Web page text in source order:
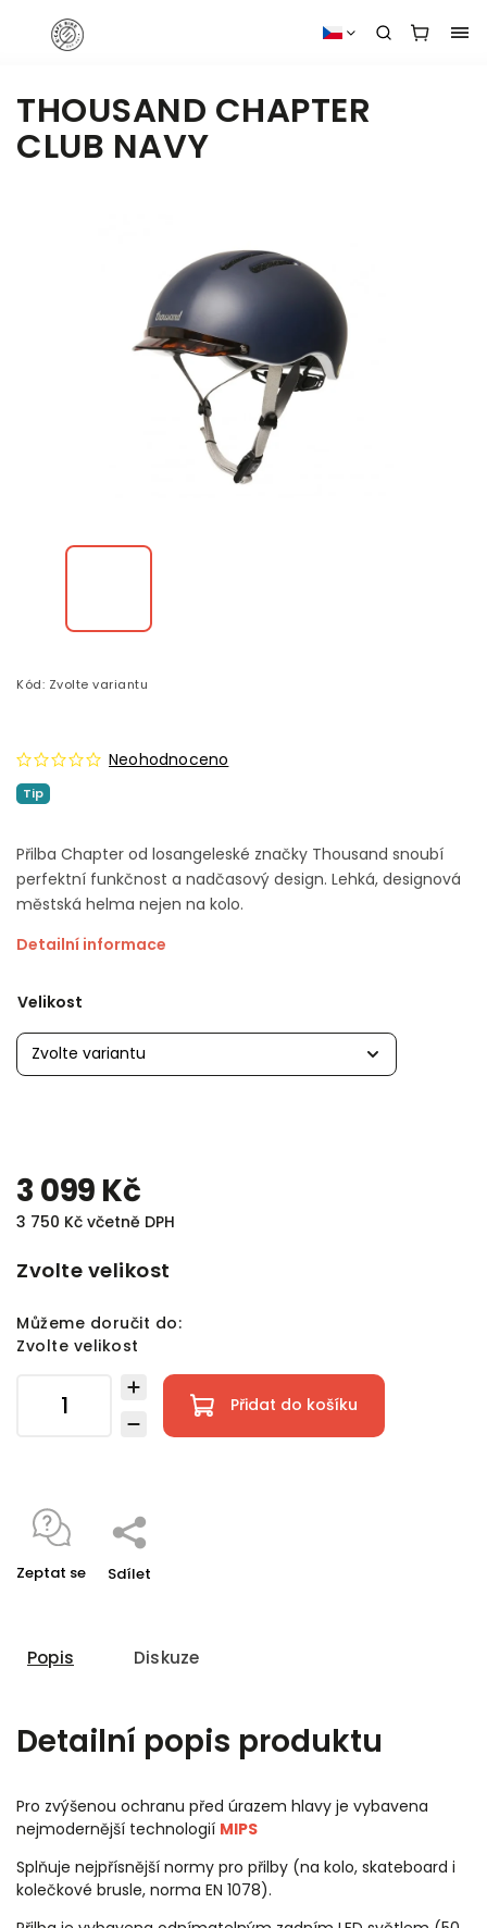
THOUSAND CHAPTER
CLUB NAVY
Kód: Zvolte variantu
Tip
Neohodnoceno
Přilba Chapter od losangeleské značky Thousand snoubí
perfektní funkčnost a nadčasový design. Lehká, designová
městská helma nejen na kolo.
Detailní informace
Velikost
3 099 Kč
3 750 Kč včetně DPH
Zvolte velikost
Můžeme doručit do:
Zvolte velikost
Přidat do košíku
Zeptat se Sdílet
Popis Diskuze
Detailní popis produktu
Pro zvýšenou ochranu před úrazem hlavy je vybavena
nejmodernější technologií MIPS
Splňuje nejpřísnější normy pro přilby (na kolo, skateboard i
kolečkové brusle, norma EN 1078).